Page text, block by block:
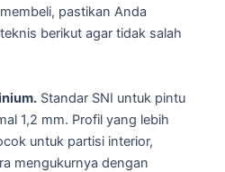
pastikan Anda
berikut agar tidak salah
Standar SNI untuk pintu
1,2 mm. Profil yang lebih
untuk partisi interior,
mengukurnya dengan